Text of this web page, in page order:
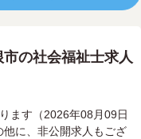
の社会福祉士求人
ます（2026年08月09日
に、非公開求人もござ